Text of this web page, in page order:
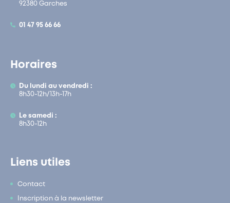
92380 Garches
01 47 95 66 66
Horaires
Du lundi au vendredi :
8h30-12h/13h-17h
Le samedi :
8h30-12h
Liens utiles
Contact
Inscription à la newsletter